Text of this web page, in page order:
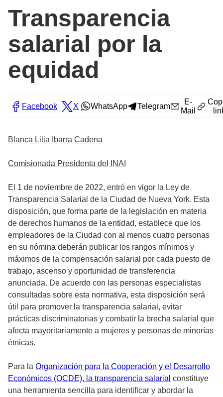
Transparencia
salarial por la
equidad
Facebook X WhatsApp Telegram
E-
Mail
Blanca Lilia Ibarra Cadena
Comisionada Presidenta del INAI
El 1 de noviembre de 2022, entró en vigor la Ley de
Transparencia Salarial de la Ciudad de Nueva York. Esta
disposición, que forma parte de la legislación en materia
de derechos humanos de la entidad, establece que los
empleadores de la Ciudad con al menos cuatro personas
en su nómina deberán publicar los rangos mínimos y
máximos de la compensación salarial por cada puesto de
trabajo, ascenso y oportunidad de transferencia
anunciada. De acuerdo con las personas especialistas
consultadas sobre esta normativa, esta disposición será
útil para promover la transparencia salarial, evitar
prácticas discriminatorias y combatir la brecha salarial que
afecta mayoritariamente a mujeres y personas de minorías
étnicas.
Para la Organización para la Cooperación y el Desarrollo
Económicos (OCDE), la transparencia salarial constituye
una herramienta sencilla para identificar y abordar la